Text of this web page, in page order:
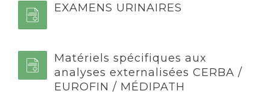
EXAMENS URINAIRES
Matériels spécifiques aux
analyses externalisées CERBA /
EUROFIN / MÉDIPATH